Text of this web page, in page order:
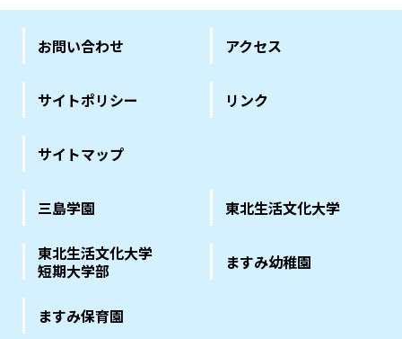
お問い合わせ アクセス
サイトポリシー リンク
サイトマップ
三島学園 東北生活文化大学
東北生活文化大学
短期大学部
ますみ幼稚園
ますみ保育園